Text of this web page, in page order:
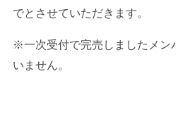
でとさせていただきます。
※一次受付で完売しましたメン
いません。